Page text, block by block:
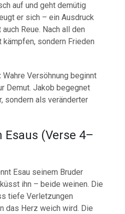
aufundgehtdemütig
er sich –einAusdruck
auch Reue. Nachallden
kämpfen, sondern Frieden
WahreVersöhnungbeginnt
Demut.Jakobbegegnet
sondernalsveränderter
Esaus (Verse 4–
Esau seinem Bruder
küsst ihn –beideweinen. Die
tiefeVerletzungen
das Herzweichwird. Die